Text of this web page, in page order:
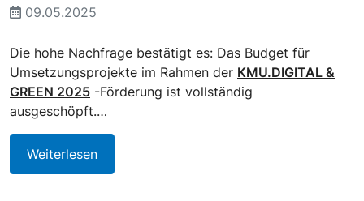
09.05.2025
Die hohe Nachfrage bestätigt es: Das Budget für
Umsetzungsprojekte im Rahmen der KMU.DIGITAL &
GREEN 2025 -Förderung ist vollständig
ausgeschöpft.…
Weiterlesen